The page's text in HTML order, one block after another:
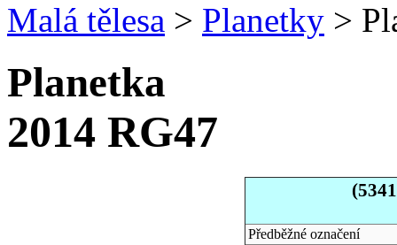
Malá tělesa > Planetky >
Planetka
2014 RG47
Předběžné označení